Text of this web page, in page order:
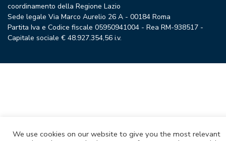
coordinamento della Regione Lazio
Sede legale Via Marco Aurelio 26 A - 00184 Roma
Partita Iva e Codice fiscale 05950941004 - Rea RM-938517 -
Capitale sociale € 48.927.354,56 i.v.
We use cookies on our website to give you the most relevant